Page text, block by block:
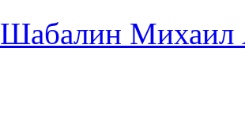
Шабалин Михаил